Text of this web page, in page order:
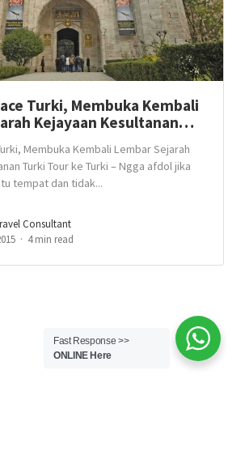
Turki, Membuka Kembali
Kejayaan Kesultanan…
Membuka Kembali Lembar Sejarah
Turki Tour ke Turki – Ngga afdol jika
tempat dan tidak...
Consultant
4 min read
Fast Response >>
ONLINE Here